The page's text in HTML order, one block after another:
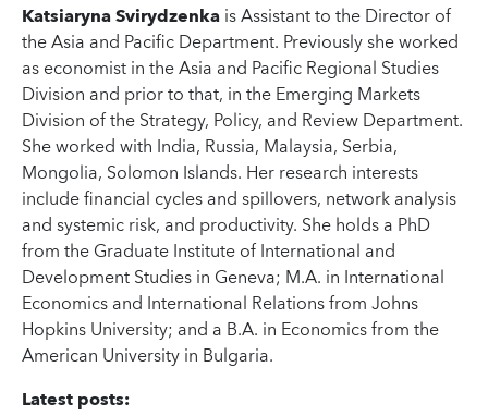
Katsiaryna Svirydzenkais Assistant to the Director of
the Asia and Pacific Department. Previously she worked
as economist in the Asia and Pacific Regional Studies
Division and prior to that, in the Emerging Markets
Division of the Strategy, Policy, and Review Department.
She worked with India, Russia, Malaysia, Serbia,
Mongolia, Solomon Islands. Her research interests
include financial cycles and spillovers, network analysis
and systemic risk, and productivity. She holds a PhD
from the Graduate Institute of International and
Development Studies in Geneva; M.A. in International
Economics and International Relations from Johns
Hopkins University; and a B.A. in Economics from the
American University in Bulgaria.
Latest posts: